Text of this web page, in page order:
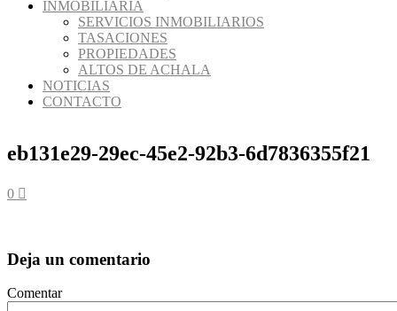
INMOBILIARIA
SERVICIOS INMOBILIARIOS
TASACIONES
PROPIEDADES
ALTOS DE ACHALA
NOTICIAS
CONTACTO
eb131e29-29ec-45e2-92b3-6d7836355f21
0
Deja un comentario
Comentar